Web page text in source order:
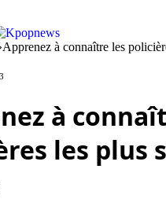
Apprenez à connaître les
à
les plus